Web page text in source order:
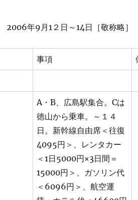
年9月1２日～14日［敬称略］
事項
A・B、広島駅集合。Cは
徳山から乗車。～１４
日。新幹線自由席＜往復
4095円＞、レンタカー
＜1日5000円×3日間＝
15000円＞、ガソリン代
＜6096円＞、航空運